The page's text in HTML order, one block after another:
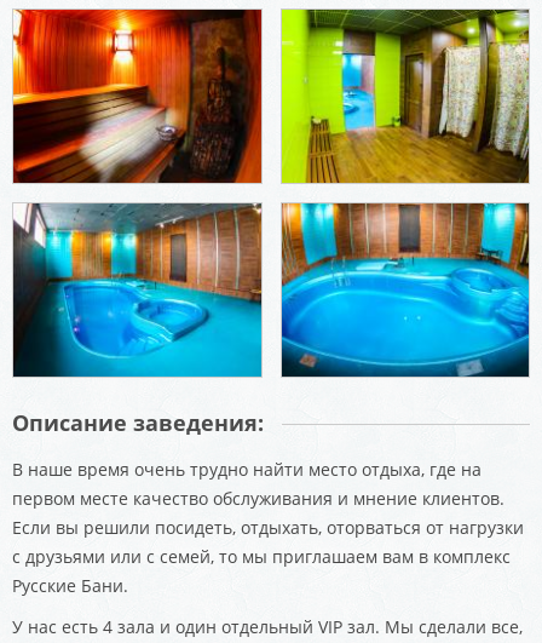
Описание заведения:
В наше время очень трудно найти место отдыха, где на
первом месте качество обслуживания и мнение клиентов.
Если вы решили посидеть, отдыхать, оторваться от нагрузки
с друзьями или с семей, то мы приглашаем вам в комплекс
Русские Бани.
У нас есть 4 зала и один отдельный VIP зал. Мы сделали все,